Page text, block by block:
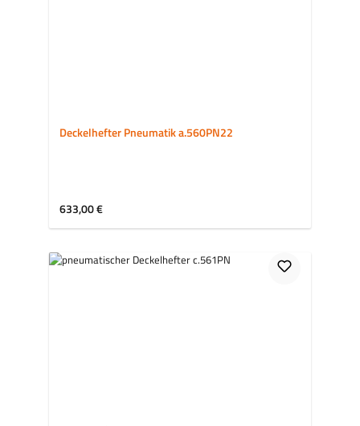
Deckelhefter Pneumatik a.560PN22
Regulärer Preis:
633,00 €